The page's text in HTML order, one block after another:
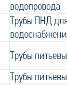
водопровода
Трубы ПНД
Трубы
Трубы